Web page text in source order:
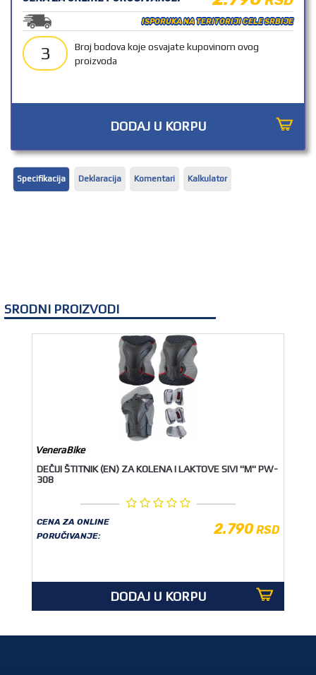
OUTLET
ISPORUKA NA TERITORIJI CELE SRBIJE
3
Broj bodova koje osvajate kupovinom ovog
proizvoda
DODAJ U KORPU
Specifikacija Deklaracija Komentari Kalkulator
SRODNI PROIZVODI
VeneraBike
DEČIJI ŠTITNIK (EN) ZA KOLENA I LAKTOVE SIVI "M" PW-
308
CENA ZA ONLINE
PORUČIVANJE:
2.790RSD
DODAJ U KORPU